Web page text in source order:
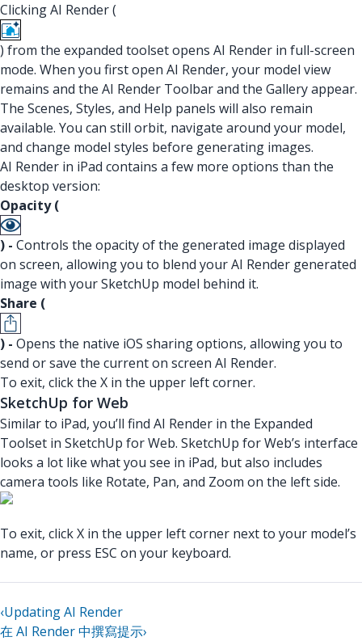
Clicking AI Render (
) from the expanded toolset opens AI Render in full-screen
mode. When you first open AI Render, your model view
remains and the AI Render Toolbar and the Gallery appear.
The Scenes, Styles, and Help panels will also remain
available. You can still orbit, navigate around your model,
and change model styles before generating images.
AI Render in iPad contains a few more options than the
desktop version:
Opacity (
) - Controls the opacity of the generated image displayed
on screen, allowing you to blend your AI Render generated
image with your SketchUp model behind it.
Share (
) - Opens the native iOS sharing options, allowing you to
send or save the current on screen AI Render.
To exit, click the X in the upper left corner.
SketchUp for Web
Similar to iPad, you’ll find AI Render in the Expanded
Toolset in SketchUp for Web. SketchUp for Web’s interface
looks a lot like what you see in iPad, but also includes
camera tools like Rotate, Pan, and Zoom on the left side.
To exit, click X in the upper left corner next to your model’s
name, or press ESC on your keyboard.
‹Updating AI Render
在 AI Render 中撰寫提示›